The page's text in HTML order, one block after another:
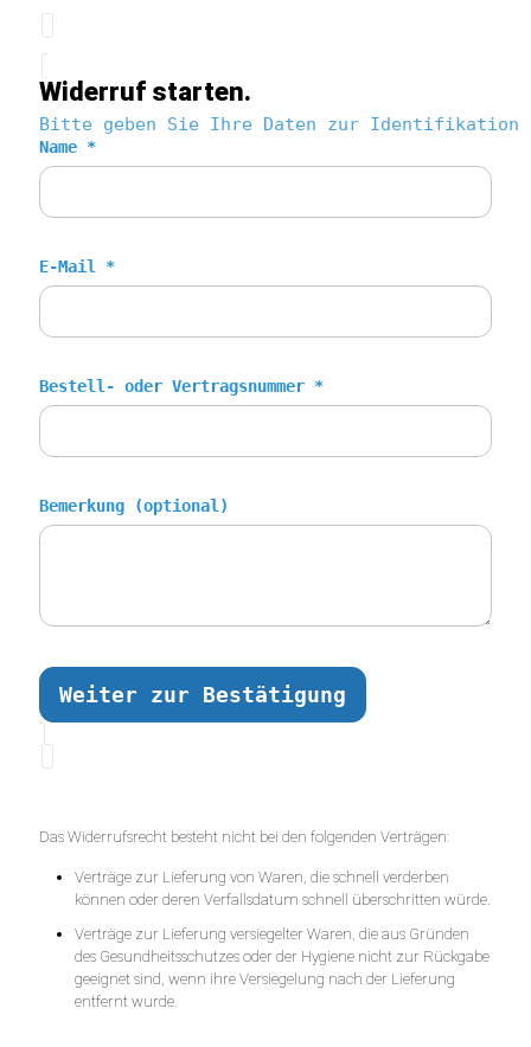
Widerruf starten.
Bitte geben Sie Ihre Daten zur Identifikation
Name *
E-Mail *
Bestell- oder Vertragsnummer *
Bemerkung (optional)
Weiter zur Bestätigung
Das Widerrufsrecht besteht nicht bei den folgenden Verträgen:
Verträge zur Lieferung von Waren, die schnell verderben
können oder deren Verfallsdatum schnell überschritten würde.
Verträge zur Lieferung versiegelter Waren, die aus Gründen
des Gesundheitsschutzes oder der Hygiene nicht zur Rückgabe
geeignet sind, wenn ihre Versiegelung nach der Lieferung
entfernt wurde.